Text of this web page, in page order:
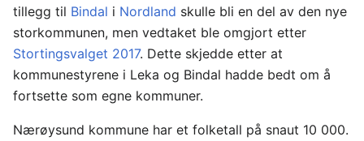
tillegg til Bindal i Nordland skulle bli en del av den nye
storkommunen, men vedtaket ble omgjort etter
Stortingsvalget 2017. Dette skjedde etter at
kommunestyrene i Leka og Bindal hadde bedt om å
fortsette som egne kommuner.
Nærøysund kommune har et folketall på snaut 10 000.